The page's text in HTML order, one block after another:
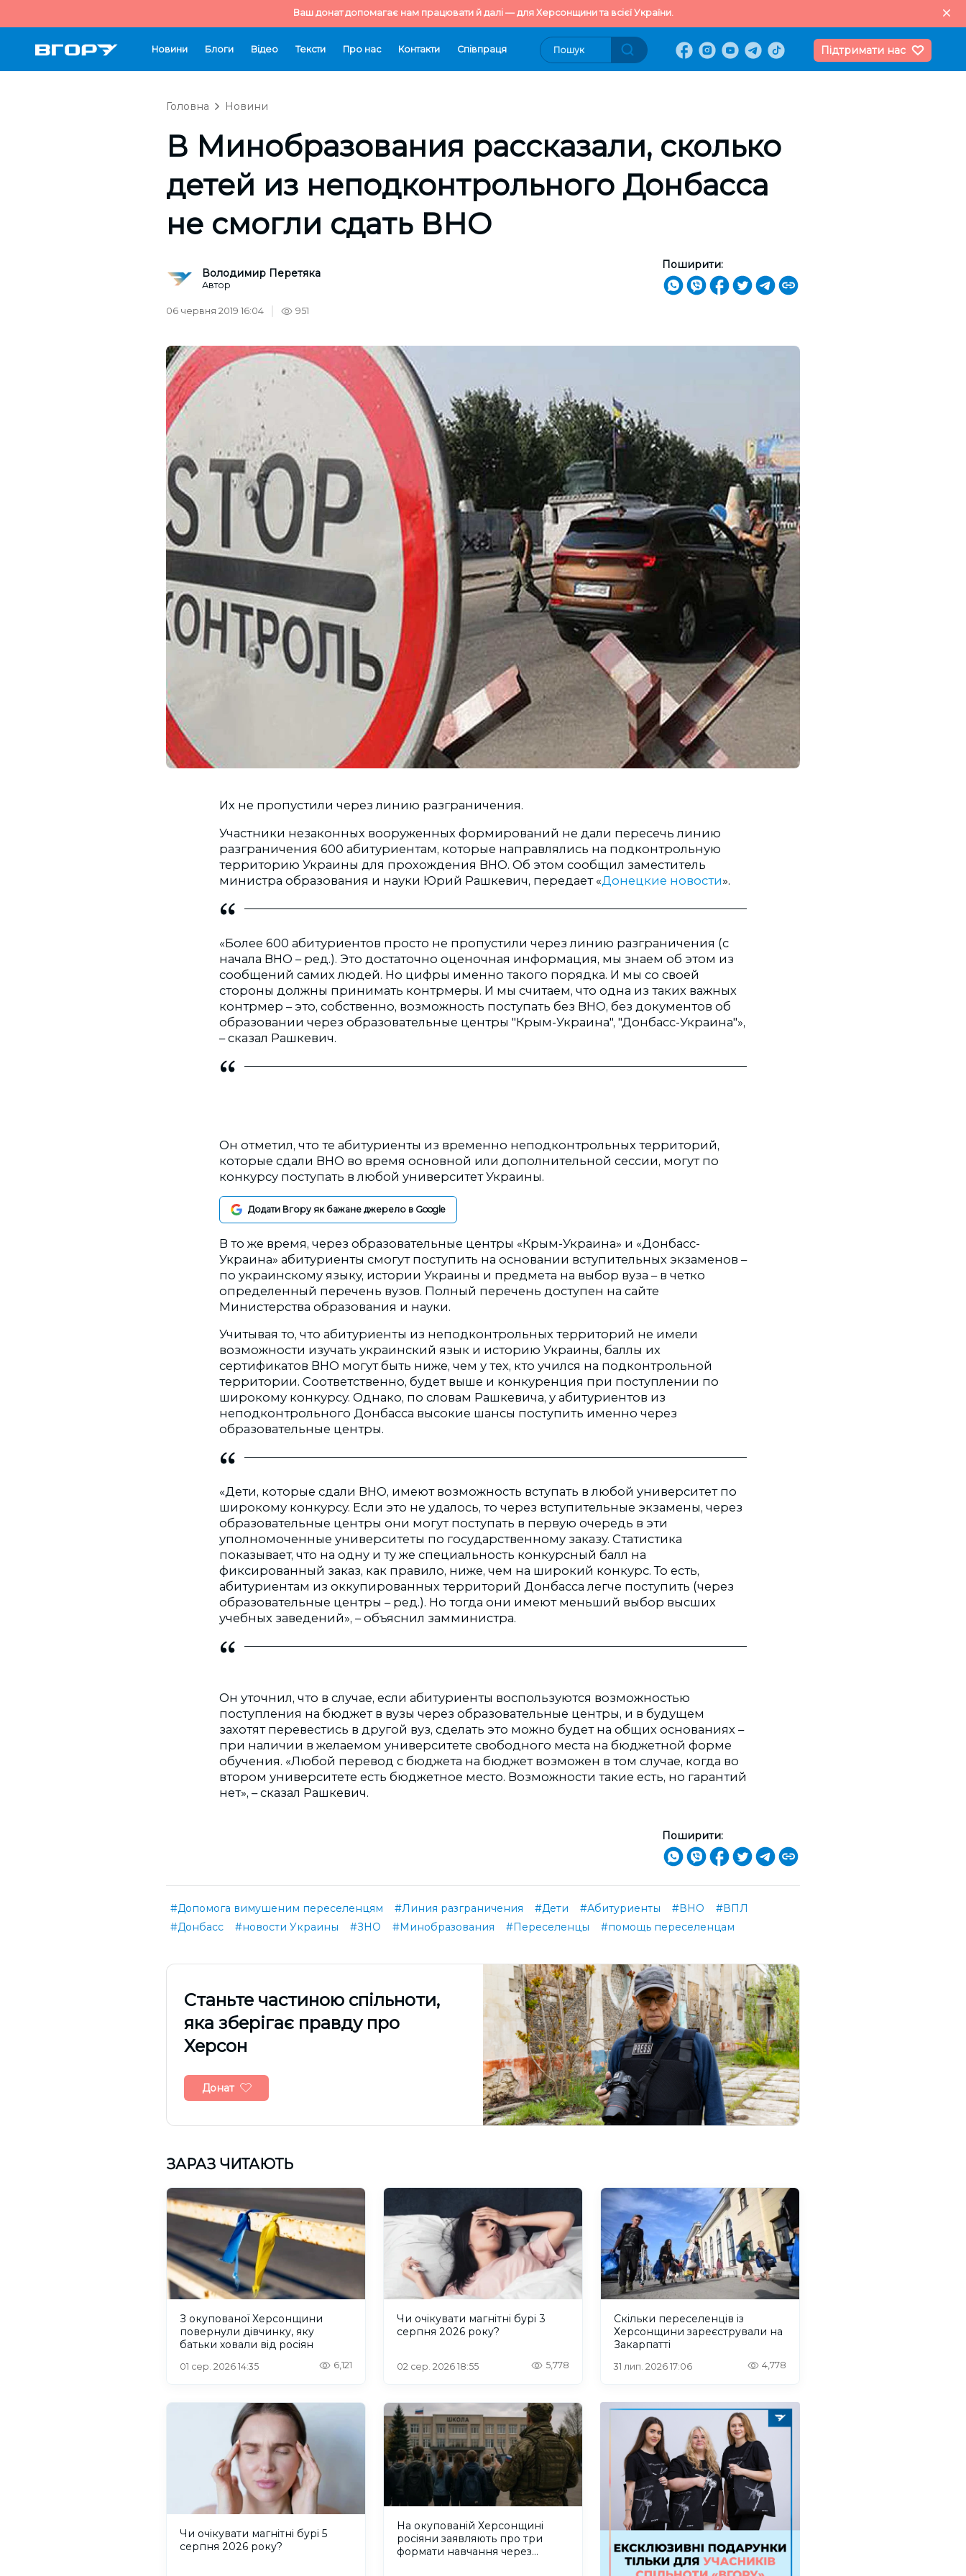
Ваш донат допомагає нам працювати й далі — для Херсонщини та всієї України.
Новини Блоги Відео Тексти Про нас Контакти Cпівпраця Підтримати нас
Головна Новини
В Минобразования рассказали, сколько
детей из неподконтрольного Донбасса
не смогли сдать ВНО
Володимир Перетяка
Автор
Поширити:
06 червня 2019 16:04 951
Их не пропустили через линию разграничения.
Участники незаконных вооруженных формирований не дали пересечь линию
разграничения 600 абитуриентам, которые направлялись на подконтрольную
территорию Украины для прохождения ВНО. Об этом сообщил заместитель
министра образования и науки Юрий Рашкевич, передает «Донецкие новости».
«Более 600 абитуриентов просто не пропустили через линию разграничения (с
начала ВНО – ред.). Это достаточно оценочная информация, мы знаем об этом из
сообщений самих людей. Но цифры именно такого порядка. И мы со своей
стороны должны принимать контрмеры. И мы считаем, что одна из таких важных
контрмер – это, собственно, возможность поступать без ВНО, без документов об
образовании через образовательные центры "Крым-Украина", "Донбасс-Украина"»,
– сказал Рашкевич.
Он отметил, что те абитуриенты из временно неподконтрольных территорий,
которые сдали ВНО во время основной или дополнительной сессии, могут по
конкурсу поступать в любой университет Украины.
Додати Вгору як бажане джерело в Google
В то же время, через образовательные центры «Крым-Украина» и «Донбасс-
Украина» абитуриенты смогут поступить на основании вступительных экзаменов –
по украинскому языку, истории Украины и предмета на выбор вуза – в четко
определенный перечень вузов. Полный перечень доступен на сайте
Министерства образования и науки.
Учитывая то, что абитуриенты из неподконтрольных территорий не имели
возможности изучать украинский язык и историю Украины, баллы их
сертификатов ВНО могут быть ниже, чем у тех, кто учился на подконтрольной
территории. Соответственно, будет выше и конкуренция при поступлении по
широкому конкурсу. Однако, по словам Рашкевича, у абитуриентов из
неподконтрольного Донбасса высокие шансы поступить именно через
образовательные центры.
«Дети, которые сдали ВНО, имеют возможность вступать в любой университет по
широкому конкурсу. Если это не удалось, то через вступительные экзамены, через
образовательные центры они могут поступать в первую очередь в эти
уполномоченные университеты по государственному заказу. Статистика
показывает, что на одну и ту же специальность конкурсный балл на
фиксированный заказ, как правило, ниже, чем на широкий конкурс. То есть,
абитуриентам из оккупированных территорий Донбасса легче поступить (через
образовательные центры – ред.). Но тогда они имеют меньший выбор высших
учебных заведений», – объяснил замминистра.
Он уточнил, что в случае, если абитуриенты воспользуются возможностью
поступления на бюджет в вузы через образовательные центры, и в будущем
захотят перевестись в другой вуз, сделать это можно будет на общих основаниях –
при наличии в желаемом университете свободного места на бюджетной форме
обучения. «Любой перевод с бюджета на бюджет возможен в том случае, когда во
втором университете есть бюджетное место. Возможности такие есть, но гарантий
нет», – сказал Рашкевич.
Поширити:
#Допомога вимушеним переселенцям #Линия разграничения #Дети #Абитуриенты #ВНО
#ВПЛ
#Донбасс
#новости Украины #ЗНО #Минобразования #Переселенцы #помощь переселенцам
Cтаньте частиною спільноти,
яка зберігає правду про
Херсон
Донат
ЗАРАЗ ЧИТАЮТЬ
З окупованої Херсонщини
повернули дівчинку, яку
батьки ховали від росіян
01 сер. 2026 14:35 6,121
Чи очікувати магнітні бурі 3
серпня 2026 року?
02 сер. 2026 18:55 5,778
Скільки переселенців із
Херсонщини зареєстрували на
Закарпатті
31 лип. 2026 17:06 4,778
Чи очікувати магнітні бурі 5
серпня 2026 року?
На окупованій Херсонщині
росіяни заявляють про три
формати навчання через